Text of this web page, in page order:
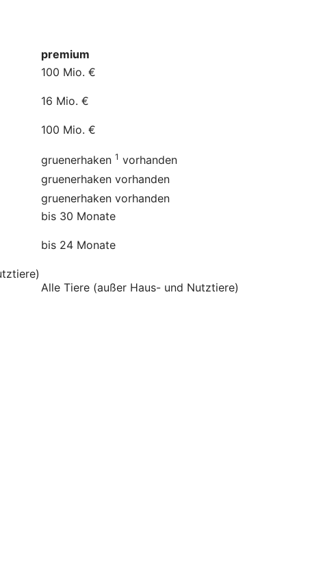
premium
100 Mio. €
16 Mio. €
100 Mio. €
gruenerhaken 1 vorhanden
gruenerhaken vorhanden
gruenerhaken vorhanden
bis 30 Monate
bis 24 Monate
Alle Tiere (außer Haus- und Nutztiere)